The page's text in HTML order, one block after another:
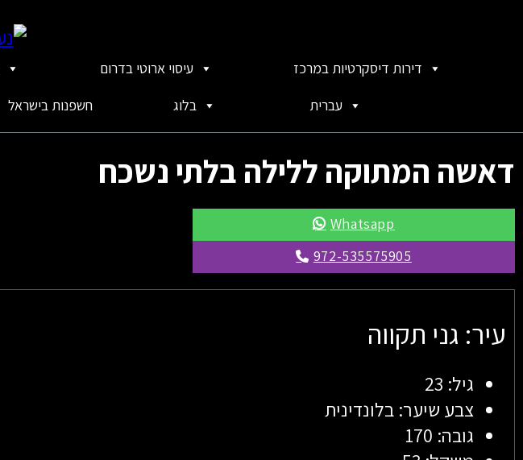
עיסוי ארוטי בדרום
דירות דיסקרטיות במרכז
חשפנות בישראל בלוג עברית
דאשה המתוקה ללילה בלתי נשכח
Whatsapp
972-535575905
עיר: גני תקווה
גיל: 23
צבע שיער: בלונדינית
גובה: 170